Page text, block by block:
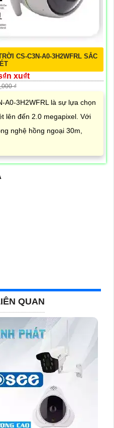
CS-C3N-A0-3H2WFRL SẮC
xu₫t
₫
A0-3H2WFRL là sự lựa chọn
lên đến 2.0 megapixel. Với
nghệ hồng ngoại 30m,
QUAN